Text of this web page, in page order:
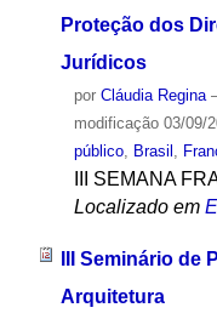
Proteção dos
Jurídicos
por Cláudia Regina
modificação03/09/
público, Brasil ,
III SEMANA
Localizado em
III Seminário de
Arquitetura